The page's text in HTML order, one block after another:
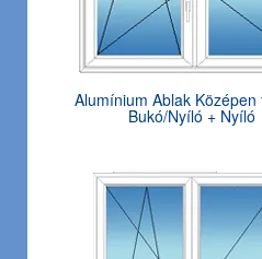
Alumínium Ablak Középen
Bukó/Nyíló + Nyíló